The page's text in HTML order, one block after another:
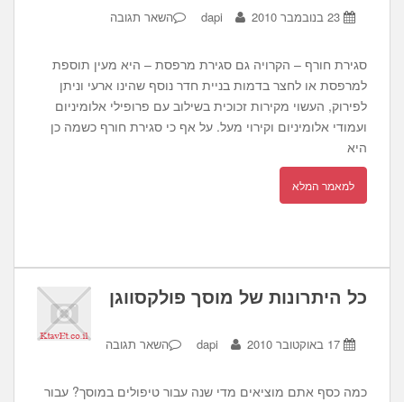
23 בנובמבר 2010 dapi השאר תגובה
סגירת חורף – הקרויה גם סגירת מרפסת – היא מעין תוספת
למרפסת או לחצר בדמות בניית חדר נוסף שהינו ארעי וניתן
לפירוק, העשוי מקירות זכוכית בשילוב עם פרופילי אלומיניום
ועמודי אלומיניום וקירוי מעל. על אף כי סגירת חורף כשמה כן
היא
למאמר המלא
כל היתרונות של מוסך פולקסווגן
17 באוקטובר 2010 dapi השאר תגובה
כמה כסף אתם מוציאים מדי שנה עבור טיפולים במוסך? עבור